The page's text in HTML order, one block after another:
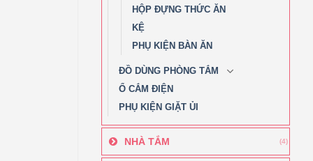
HỘP ĐỰNG THỨC ĂN
KỆ
PHỤ KIỆN BÀN ĂN
ĐỒ DÙNG PHÒNG TẮM
Ổ CẮM ĐIỆN
PHỤ KIỆN GIẶT ỦI
NHÀ TẮM (4)